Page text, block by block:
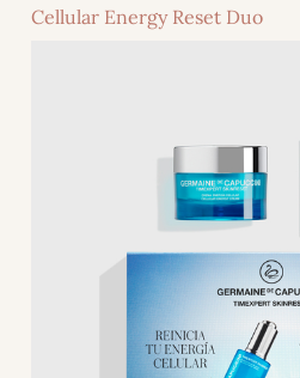
Cellular Energy Reset Duo